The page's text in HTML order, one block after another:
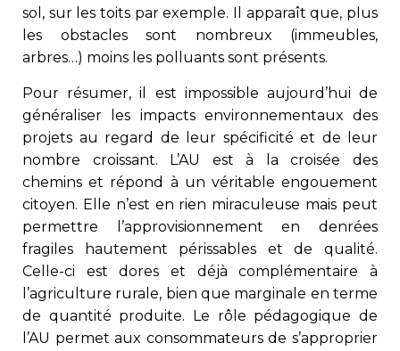
sol, sur les toits par exemple. Il apparaît que, plus
les obstacles sont nombreux (immeubles,
arbres…) moins les polluants sont présents.
Pour résumer, il est impossible aujourd’hui de
généraliser les impacts environnementaux des
projets au regard de leur spécificité et de leur
nombre croissant. L’AU est à la croisée des
chemins et répond à un véritable engouement
citoyen. Elle n’est en rien miraculeuse mais peut
permettre l’approvisionnement en denrées
fragiles hautement périssables et de qualité.
Celle-ci est dores et déjà complémentaire à
l’agriculture rurale, bien que marginale en terme
de quantité produite. Le rôle pédagogique de
l’AU permet aux consommateurs de s’approprier